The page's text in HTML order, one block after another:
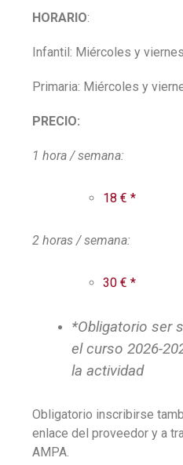
HORARIO:
Infantil: Miércoles y
Primaria: Miércoles y
PRECIO:
1 hora / semana:
18 € *
2 horas / semana:
30 € *
*Obligatorio ser
el curso 2026-
la actividad
Obligatorio inscribirse
enlace del proveedor y a
AMPA.